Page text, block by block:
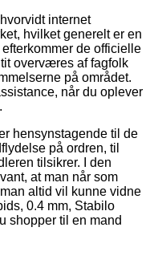
internet
hvilket generelt er en
de officielle
overværes af fagfolk
på området.
når du oplever
hensynstagende til de
på ordren, til
tilsikrer. I den
at man når som
altid vil kunne vidne
0.4 mm, Stabilo
shopper til en mand